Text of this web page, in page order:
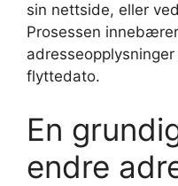
sin nettside, eller
Prosessen
flyttedato.
En
endre